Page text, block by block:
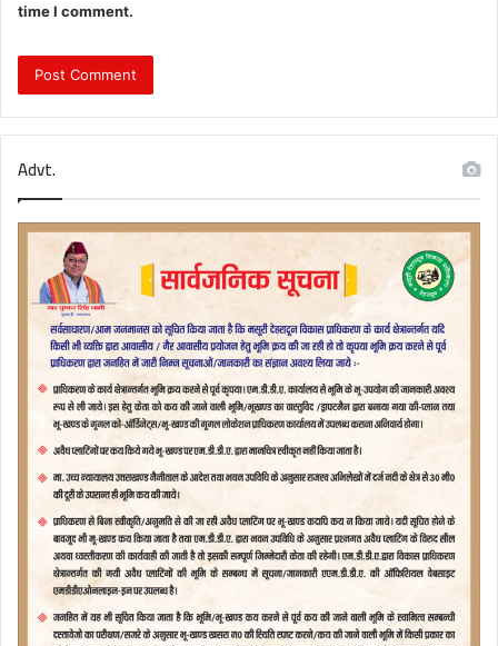
time I comment.
Advt.